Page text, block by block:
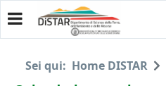
Sei qui: Home DISTAR